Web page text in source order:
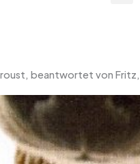
beantwortet von